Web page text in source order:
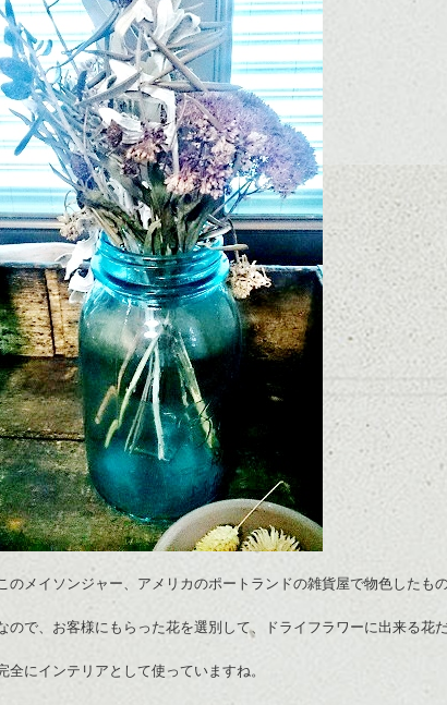
のメイソンジャー、アメリカのポートランドの雑貨屋で物色したも
ので、お客様にもらった花を選別して、ドライフラワーに出来る花
全にインテリアとして使っていますね。